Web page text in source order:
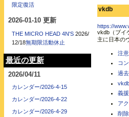
vkdb
https://
vkdb（ブイ
主に日本の
注
コ
過
義
ア
削
限定復活
2026-01-10 更新
THE MICRO HEAD 4N'S 2026/
12/18無期限活動休止
最近の更新
2026/04/11
カレンダー/2026-4-15
カレンダー/2026-4-22
カレンダー/2026-4-29